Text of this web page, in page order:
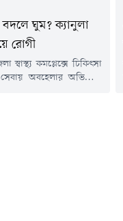
বদলে ঘুম? ক্যানুলা
রোগী
স্বাস্থ্য কমপ্লেক্সে চিকিৎসা
অবহেলার অভিযোগ